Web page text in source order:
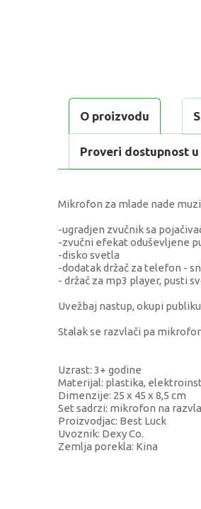
O proizvodu
Proveri dostupnost
Mikrofon za mlade nade
-ugradjen zvučnik sa
-zvučni efekat oduševljene
-disko svetla
-dodatak držač za telefon -
- držač za mp3 player, pusti
Uvežbaj nastup, okupi
Stalak se razvlači pa
Uzrast: 3+ godine
Materijal: plastika,
Dimenzije: 25 x 45 x 8,5 cm
Set sadrzi: mikrofon na
Proizvodjac: Best Luck
Uvoznik: Dexy Co.
Zemlja porekla: Kina